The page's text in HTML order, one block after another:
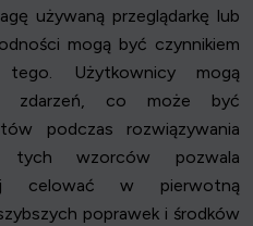
używaną przeglądarkę lub
mogą być czynnikiem
Użytkownicy mogą
zdarzeń, co może być
podczas rozwiązywania
tych wzorców pozwala
celować w pierwotną
poprawek i środków